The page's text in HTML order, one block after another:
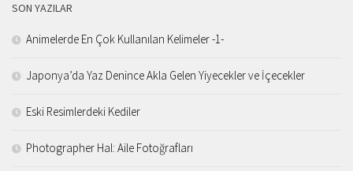
SON YAZILAR
Animelerde En Çok Kullanılan Kelimeler -1-
Japonya’da Yaz Denince Akla Gelen Yiyecekler ve İçecekler
Eski Resimlerdeki Kediler
Photographer Hal: Aile Fotoğrafları